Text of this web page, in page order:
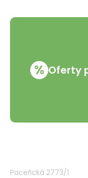
% Oferty
Paceřická 2773/1